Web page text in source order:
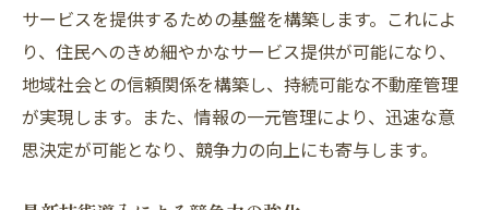
サービスを提供するための基盤を構築します。これによ
り、住民へのきめ細やかなサービス提供が可能になり、
地域社会との信頼関係を構築し、持続可能な不動産管理
が実現します。また、情報の一元管理により、迅速な意
思決定が可能となり、競争力の向上にも寄与します。